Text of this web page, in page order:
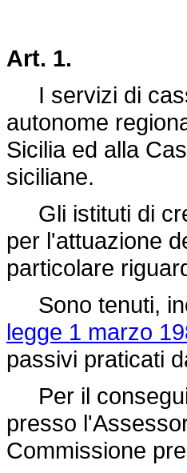
Art. 1.
I servizi di
autonome
Sicilia ed alla
siciliane.
Gli istituti di
per l'attuazione
particolare
Sono tenuti,
legge 1 marzo
passivi praticati
Per il
presso
Commissione